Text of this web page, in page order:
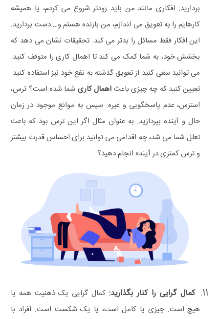
بردارید. افکاری مانند من باید زودتر شروع می‌ کردم، یا همیشه
کارهایم را به تعویق می‌ اندازم، من بازنده هستم و… دست بردارید.
این افکار فقط مسائل را بدتر می‌ کند. تحقیقات نشان می‌ دهد که
بخشش خود، به شما کمک می‌ کند تا اهمال‌ کاری را متوقف کنید.
می‌ توانید سعی کنید از تعویق گذشته به نفع خود نیز استفاده کنید.
تعیین کنید که چه چیزی باعث اهمال‌ کاری شما شده است؟ ترس،
استرس، عدم پاسخگویی و غیره. سپس به موانع موجود در زمان
حال و آینده بپردازید. به عنوان مثال اگر این ترس بود که باعث
تعلل شما می‌ شد، چه اقدامی می‌ توانید برای احساس قدرت بیشتر
و ترس کمتری در آینده انجام دهید؟
کمال‌ گرایی را کنار بگذارید:کمال‌ گرایی یک ذهنیت همه یا
هیچ است. چیزی یا کامل است، یا یک شکست است. افراد با